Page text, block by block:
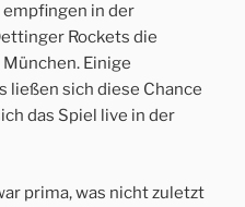
empfingen in der
Rockets die
Einige
ließen sich diese Chance
das Spiel live in der
prima, was nicht zuletzt